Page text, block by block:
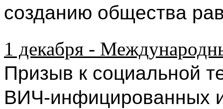
созданию общества
1 декабря -
Призыв к социальной
ВИЧ-инфицированных